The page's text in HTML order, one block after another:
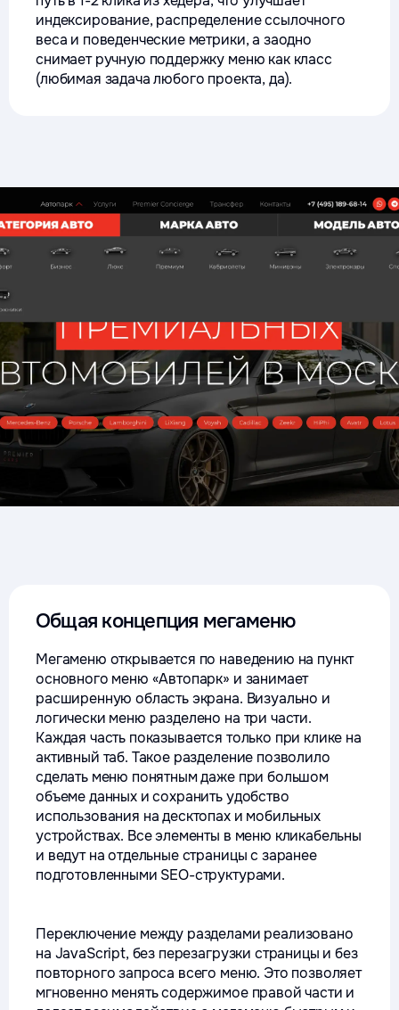
индексирование, распределение ссылочного
веса и поведенческие метрики, а заодно
снимает ручную поддержку меню как класс
(любимая задача любого проекта, да).
Общая концепция мегаменю
Мегаменю открывается по наведению на пункт
основного меню «Автопарк» и занимает
расширенную область экрана. Визуально и
логически меню разделено на три части.
Каждая часть показывается только при клике на
активный таб. Такое разделение позволило
сделать меню понятным даже при большом
объеме данных и сохранить удобство
использования на десктопах и мобильных
устройствах. Все элементы в меню кликабельны
и ведут на отдельные страницы с заранее
подготовленными SEO-структурами.
Переключение между разделами реализовано
на JavaScript, без перезагрузки страницы и без
повторного запроса всего меню. Это позволяет
мгновенно менять содержимое правой части и